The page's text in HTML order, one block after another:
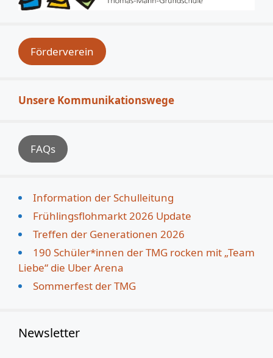
Förderverein
Unsere Kommunikationswege
FAQs
Information der Schulleitung
Frühlingsflohmarkt 2026 Update
Treffen der Generationen 2026
190 Schüler*innen der TMG rocken mit „Team
Liebe“ die Uber Arena
Sommerfest der TMG
Newsletter